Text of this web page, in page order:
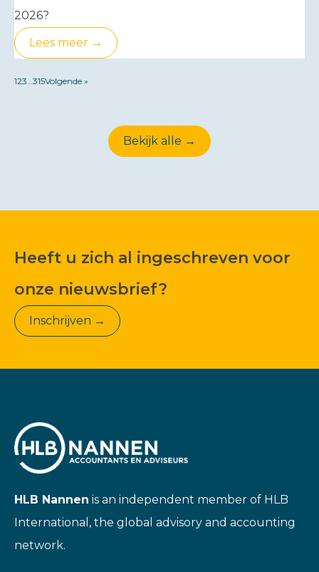
2026?
Lees meer →
123 315Volgende »
Bekijk alle →
Heeft u zich al ingeschreven voor
onze nieuwsbrief?
Inschrijven →
HLB Nannen is an independent member of HLB
International, the global advisory and accounting
network.